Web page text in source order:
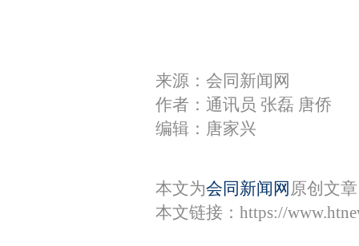
来源：会同新闻网
作者：通讯员 张磊 唐侨
编辑：唐家兴
本文为会同新闻网 原创文
本文链接： https://